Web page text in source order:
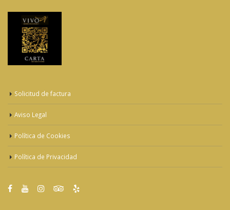
Solicitud de factura
Aviso Legal
Política de Cookies
Política de Privacidad